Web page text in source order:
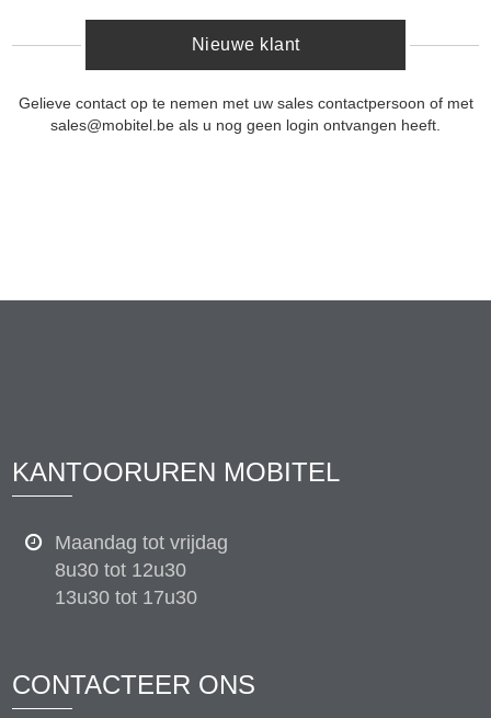
Nieuwe klant
Gelieve contact op te nemen met uw sales contactpersoon of met
sales@mobitel.be als u nog geen login ontvangen heeft.
KANTOORUREN MOBITEL
Maandag tot vrijdag
8u30 tot 12u30
13u30 tot 17u30
CONTACTEER ONS